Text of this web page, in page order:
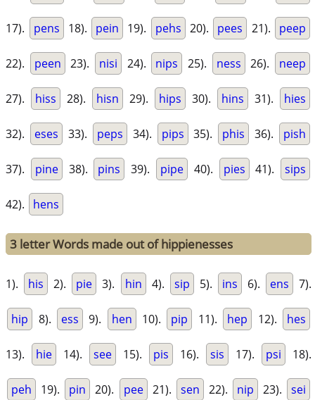
17). pens 18). pein 19). pehs 20). pees 21). peep
22). peen 23). nisi 24). nips 25). ness 26). neep
27). hiss 28). hisn 29). hips 30). hins 31). hies
32). eses 33). peps 34). pips 35). phis 36). pish
37). pine 38). pins 39). pipe 40). pies 41). sips
42). hens
3 letter Words made out of hippienesses
1). his 2). pie 3). hin 4). sip 5). ins 6). ens 7).
hip 8). ess 9). hen 10). pip 11). hep 12). hes
13). hie 14). see 15). pis 16). sis 17). psi 18).
peh 19). pin 20). pee 21). sen 22). nip 23). sei